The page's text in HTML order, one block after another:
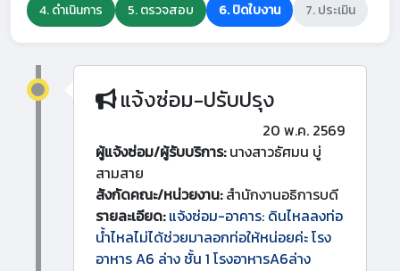
4. ดำเนินการ
5. ตรวจสอบ 6. ปิดใบงาน 7. ประเมิน
แจ้งซ่อม-ปรับปรุง
20 พ.ค. 2569
ผู้แจ้งซ่อม/ผู้รับบริการ:นางสาวธัศมน บู่
สามสาย
สังกัดคณะ/หน่วยงาน:สำนักงานอธิการบดี
รายละเอียด: แจ้งซ่อม-อาคาร: ดินไหลลงท่อ
น้ำไหลไม่ได้ช่วยมาลอกท่อให้หน่อยค่ะ โรง
อาหาร A6 ล่าง ชั้น 1 โรงอาหารA6ล่าง